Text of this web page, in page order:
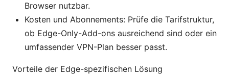
Browser nutzbar.
Kosten und Abonnements: Prüfe die Tarifstruktur,
ob Edge-Only-Add-ons ausreichend sind oder ein
umfassender VPN-Plan besser passt.
Vorteile der Edge-spezifischen Lösung